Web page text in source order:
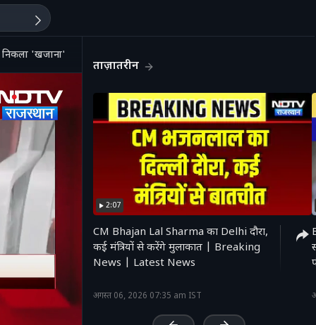
'खजाना',जांच में बड़ा खुलासा
ताज़ातरीन
2:07
CM Bhajan Lal Sharma का Delhi दौरा,
कई मंत्रियों से करेंगे मुलाकात | Breaking
News | Latest News
अगस्त 06, 2026 07:35 am IST